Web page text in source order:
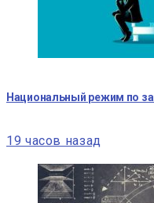
Национальный режим по
19 часов назад